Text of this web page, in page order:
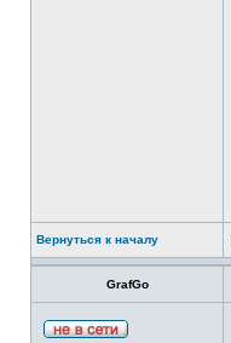
Вернуться к началу
GrafGo